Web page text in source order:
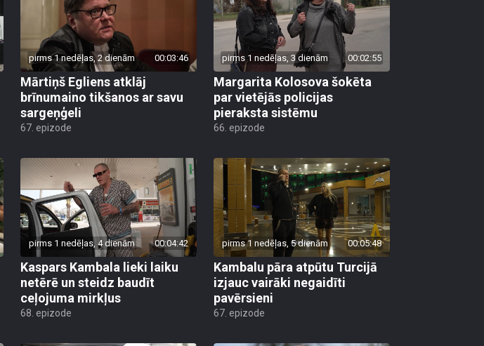
pirms 1 nedēļas, 2 dienām 00:03:46
Mārtiņš Egliens atklāj
brīnumaino tikšanos ar savu
sargeņģeli
67. epizode
pirms 1 nedēļas, 3 dienām 00:02:55
Margarita Kolosova šokēta
par vietējās policijas
pieraksta sistēmu
66. epizode
pirms 1 nedēļas, 4 dienām 00:04:42
Kaspars Kambala lieki laiku
netērē un steidz baudīt
ceļojuma mirkļus
68. epizode
pirms 1 nedēļas, 5 dienām 00:05:48
Kambalu pāra atpūtu Turcijā
izjauc vairāki negaidīti
pavērsieni
67. epizode